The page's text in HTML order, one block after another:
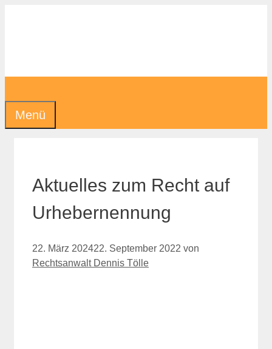
Menü
Aktuelles zum Recht auf
Urhebernennung
22. März 202422. September 2022 von
Rechtsanwalt Dennis Tölle